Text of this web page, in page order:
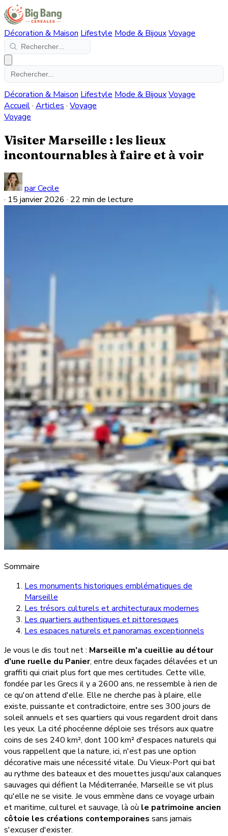
Décoration & Maison Lifestyle Mode & BijouxVoyage
Décoration & Maison Lifestyle Mode & BijouxVoyage
Accueil· Articles · Voyage
Voyage
Visiter Marseille : les lieux
incontournables à faire et à voir
par Cecile
· 15 janvier 2026 · 22 min de lecture
Sommaire
Les monuments historiques emblématiques de
Marseille
Les trésors culturels et architecturaux modernes
Les quartiers authentiques et pittoresques
Les espaces naturels et panoramas exceptionnels
Je vous le dis tout net : Marseille m'a cueillie au détour
d'une ruelle du Panier, entre deux façades délavées et un
graffiti qui criait plus fort que mes certitudes. Cette ville,
fondée par les Grecs il y a 2600 ans, ne ressemble à rien de
ce qu'on attend d'elle. Elle ne cherche pas à plaire, elle
existe, puissante et contradictoire, entre ses 300 jours de
soleil annuels et ses quartiers qui vous regardent droit dans
les yeux. La cité phocéenne déploie ses trésors aux quatre
coins de ses 240 km², dont 100 km² d'espaces naturels qui
vous rappellent que la nature, ici, n'est pas une option
décorative mais une nécessité vitale. Du Vieux-Port qui bat
au rythme des bateaux et des mouettes jusqu'aux calanques
sauvages qui défient la Méditerranée, Marseille se vit plus
qu'elle ne se visite. Je vous emmène dans ce voyage urbain
et maritime, culturel et sauvage, là où le patrimoine ancien
côtoie les créations contemporaines sans jamais
s'excuser d'exister.